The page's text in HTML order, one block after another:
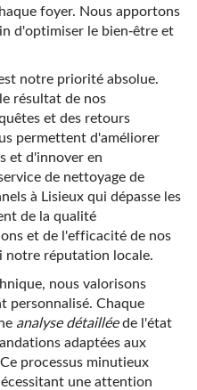
foyer. Nous apportons
d'optimiser le bien-être et
notre priorité absolue.
résultat de nos
et des retours
permettent d'améliorer
et d'innover en
de nettoyage de
à Lisieux qui dépasse les
de la qualité
et de l'efficacité de nos
notre réputation locale.
nous valorisons
personnalisé. Chaque
analyse détailléede l'état
adaptées aux
processus minutieux
une attention